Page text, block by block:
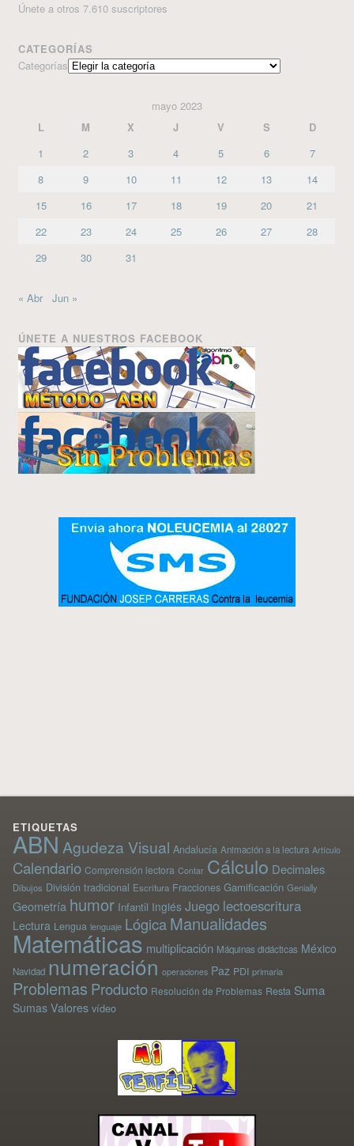
Únete a otros 7.610 suscriptores
CATEGORÍAS
Categorías
mayo 2023
L
M X J V S
D
1
2 3 4 5 6
7
8
9 10 11 12 13
14
15
16 17 18 19 20
21
22
23 24 25 26 27
28
29
30 31
« Abr Jun »
ÚNETE A NUESTROS FACEBOOK
ETIQUETAS
ABN Agudeza Visual Andalucía Animación a la lectura Artículo
Calendario Comprensión lectora Contar Cálculo Decimales
Dibujos División tradicional Escritura Fracciones Gamificación Genially
Geometría humor Infantil Inglés Juego lectoescritura
Lectura Lengua lenguaje Lógica Manualidades
Matemáticas multiplicación Máquinas didácticas México
Navidad numeración operaciones Paz PDI primaria
Problemas Producto Resolución de Problemas Resta Suma
Sumas Valores vídeo